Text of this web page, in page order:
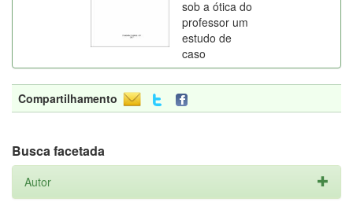
sob a ótica do
professor um
estudo de
caso
Compartilhamento
Busca facetada
Autor